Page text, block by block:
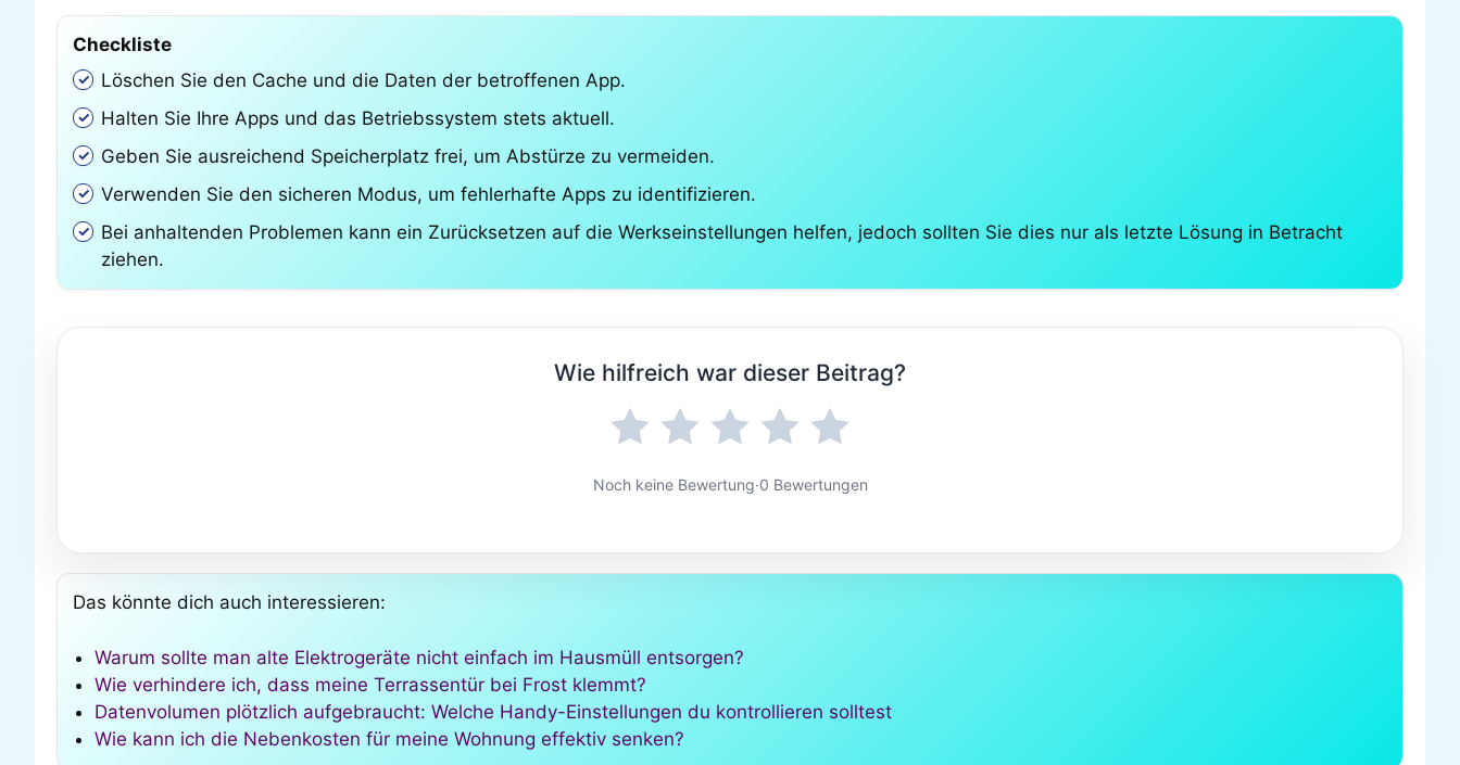
Checkliste
Löschen Sie den Cache und die Daten der betroffenen App.
Halten Sie Ihre Apps und das Betriebssystem stets aktuell.
Geben Sie ausreichend Speicherplatz frei, um Abstürze zu vermeiden.
Verwenden Sie den sicheren Modus, um fehlerhafte Apps zu identifizieren.
Bei anhaltenden Problemen kann ein Zurücksetzen auf die Werkseinstellungen helfen, jedoch sollten Sie dies nur als letzte Lösung in Betracht
ziehen.
Wie hilfreich war dieser Beitrag?
Noch keine Bewertung·0 Bewertungen
Das könnte dich auch interessieren:
Warum sollte man alte Elektrogeräte nicht einfach im Hausmüll entsorgen?
Wie verhindere ich, dass meine Terrassentür bei Frost klemmt?
Datenvolumen plötzlich aufgebraucht: Welche Handy-Einstellungen du kontrollieren solltest
Wie kann ich die Nebenkosten für meine Wohnung effektiv senken?